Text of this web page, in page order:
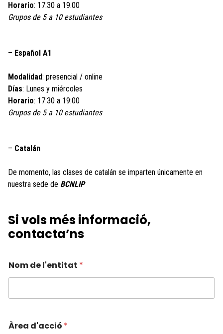
Horario: 17.30 a 19.00
Grupos de 5 a 10 estudiantes
– Español A1
Modalidad: presencial / online
Días: Lunes y miércoles
Horario: 17:30 a 19:00
Grupos de 5 a 10 estudiantes
– Catalán
De momento, las clases de catalán se imparten únicamente en
nuestra sede de BCNLIP
Si vols més informació,
contacta’ns
Nom de l'entitat *
Àrea d'acció *